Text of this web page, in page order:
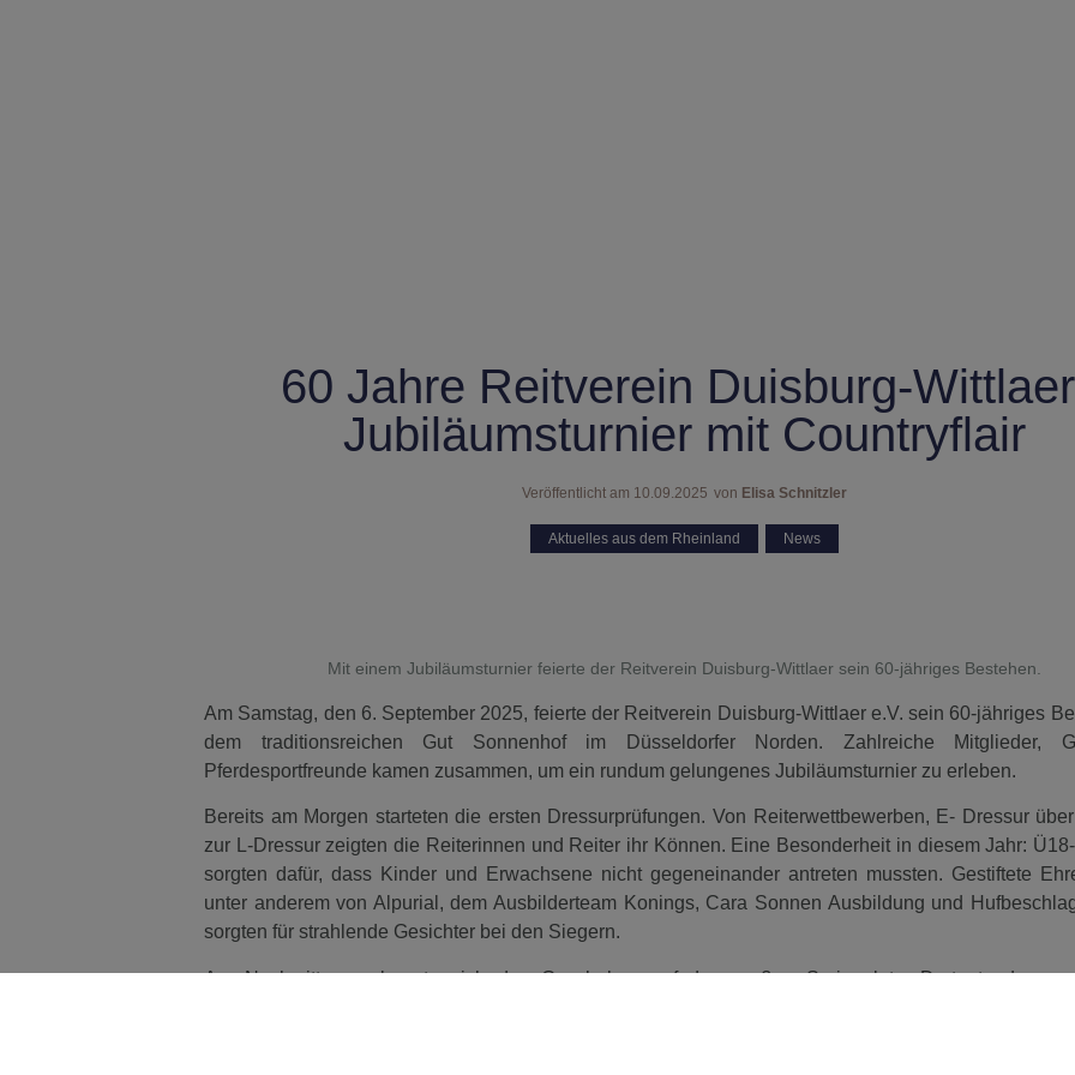
60 Jahre Reitverein Duisburg-
Jubiläumsturnier mit Countryflair
Veröffentlicht am 10.09.2025 von Elisa Schnitzler
Aktuelles aus dem Rheinland News
Mit einem Jubiläumsturnier feierte der Reitverein Duisburg-Wittlaer sein 60-jähriges Bestehen.
Am Samstag, den 6. September 2025, feierte der Reitverein Duisburg-Wittlaer e.V. sein 60-jähriges
dem traditionsreichen Gut Sonnenhof im Düsseldorfer Norden. Zahlreiche Mitglieder,
Pferdesportfreunde kamen zusammen, um ein rundum gelungenes Jubiläumsturnier zu erleben.
Bereits am Morgen starteten die ersten Dressurprüfungen. Von Reiterwettbewerben, E- Dressur
zur L-Dressur zeigten die Reiterinnen und Reiter ihr Können. Eine Besonderheit in diesem Jahr:
sorgten dafür, dass Kinder und Erwachsene nicht gegeneinander antreten mussten. Gestiftete
unter anderem von Alpurial, dem Ausbilderteam Konings, Cara Sonnen Ausbildung und
sorgten für strahlende Gesichter bei den Siegern.
Am Nachmittag verlagerte sich das Geschehen auf den großen Springplatz. Dort standen